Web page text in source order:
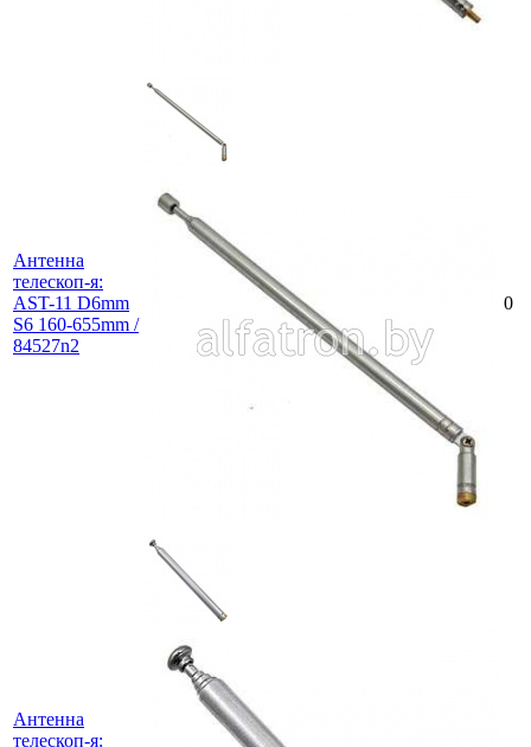
Антенна
телескоп-я:
AST-11 D6mm
S6 160-655mm /
84527n2
0
Антенна
телескоп-я: